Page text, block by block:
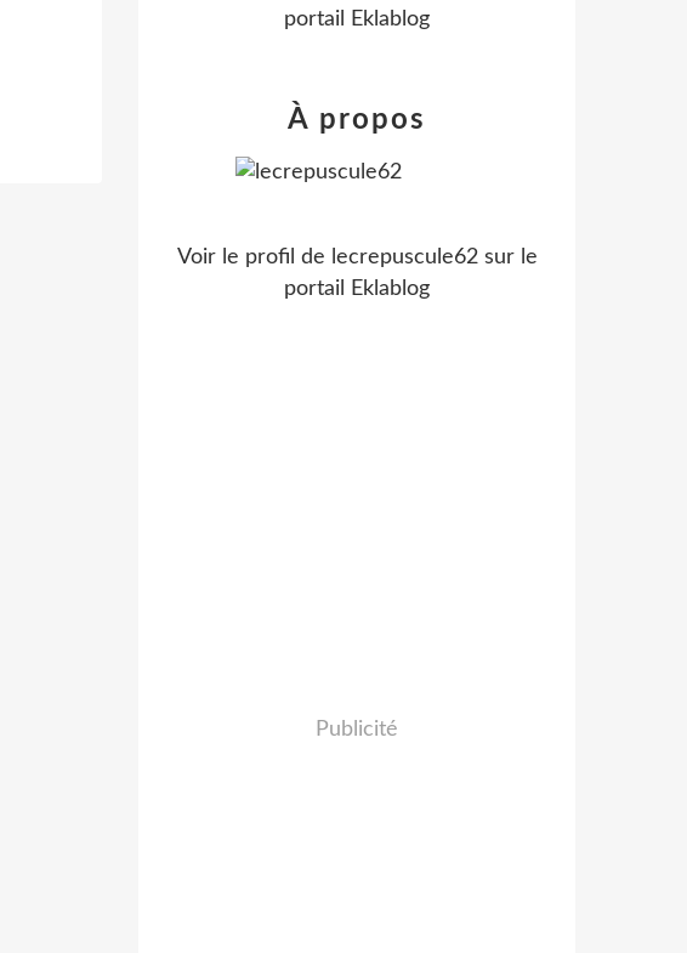
portail Eklablog
À propos
Voir le profil de lecrepuscule62sur le
portail Eklablog
Publicité